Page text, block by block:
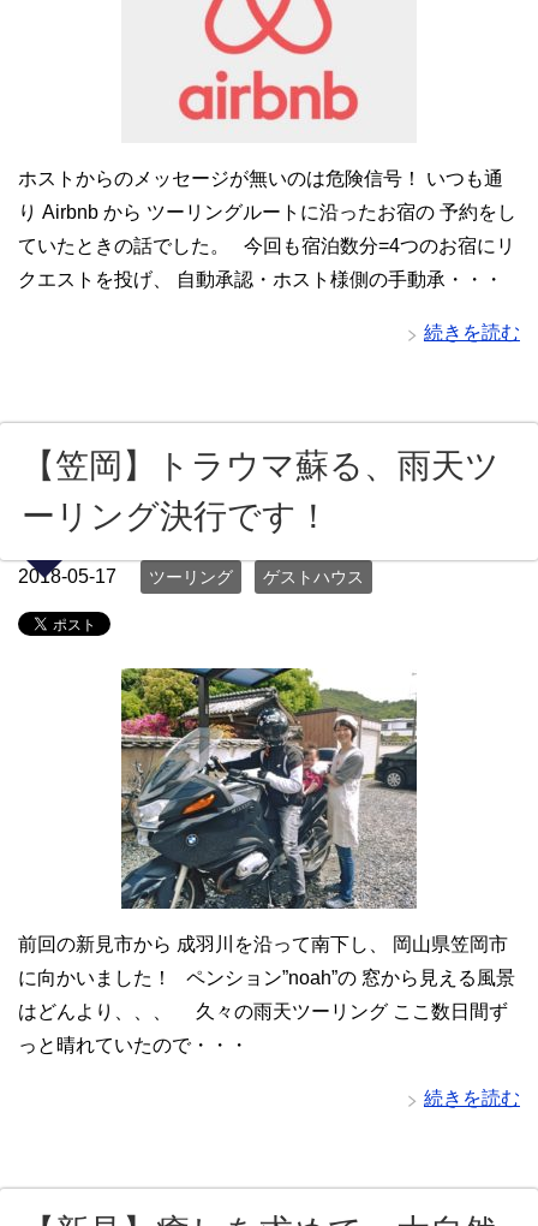
ホストからのメッセージが無いのは危険信号！ いつも通
り Airbnb から ツーリングルートに沿ったお宿の 予約をし
ていたときの話でした。 今回も宿泊数分=4つのお宿にリ
クエストを投げ、 自動承認・ホスト様側の手動承・・・
続きを読む
【笠岡】トラウマ蘇る、雨天ツ
ーリング決行です！
2018-05-17 ツーリング ゲストハウス
前回の新見市から 成羽川を沿って南下し、 岡山県笠岡市
に向かいました！ ペンション”noah”の 窓から見える風景
はどんより、、、 久々の雨天ツーリング ここ数日間ず
っと晴れていたので・・・
続きを読む